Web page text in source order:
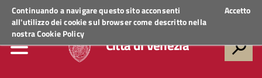
Continuando a navigare questo sito acconsenti
all'utilizzo dei cookie sul browser come descritto nella
nostraCookie Policy
Accetto
Regione VenetoACCEDI AI SERVIZI
Città di Venezia